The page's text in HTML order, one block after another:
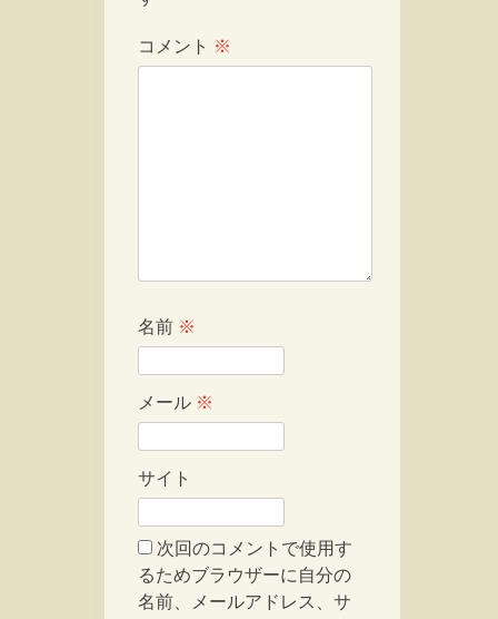
コメント ※
名前 ※
メール ※
サイト
次回のコメントで使用す
るためブラウザーに自分の
名前、メールアドレス、サ